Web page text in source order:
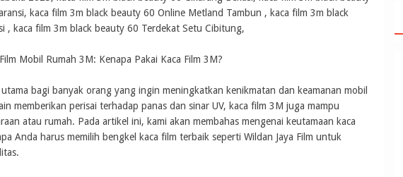
kaca film 3m black beauty 60 Online Metland Tambun , kaca film 3m black
, kaca film 3m black beauty 60 Terdekat Setu Cibitung,
Mobil Rumah 3M: Kenapa Pakai Kaca Film 3M?
bagi banyak orang yang ingin meningkatkan kenikmatan dan keamanan mobil
memberikan perisai terhadap panas dan sinar UV, kaca film 3M juga mampu
atau rumah. Pada artikel ini, kami akan membahas mengenai keutamaan kaca
Anda harus memilih bengkel kaca film terbaik seperti Wildan Jaya Film untuk